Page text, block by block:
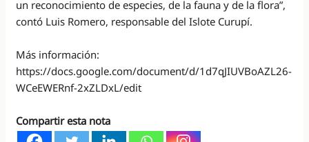
un reconocimiento de especies, de la fauna y de la flora”,
contó Luis Romero, responsable del Islote Curupí.
Más información:
https://docs.google.com/document/d/1d7qJIUVBoAZL26-
WCeEWERnf-2xZLDxL/edit
Compartir esta nota